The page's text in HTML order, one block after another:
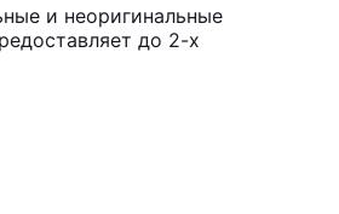
и неоригинальные
до 2-х